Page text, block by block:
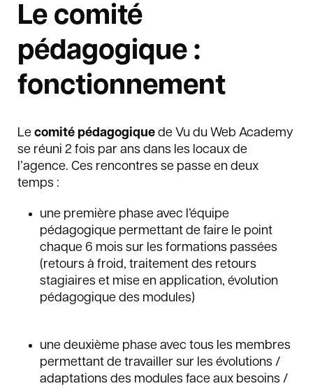
Le comité
pédagogique :
fonctionnement
Le comité pédagogique de Vu du Web Academy
se réuni 2 fois par ans dans les locaux de
l’agence. Ces rencontres se passe en deux
temps :
une première phase avec l’équipe
pédagogique permettant de faire le point
chaque 6 mois sur les formations passées
(retours à froid, traitement des retours
stagiaires et mise en application, évolution
pédagogique des modules)
une deuxième phase avec tous les membres
permettant de travailler sur les évolutions /
adaptations des modules face aux besoins /